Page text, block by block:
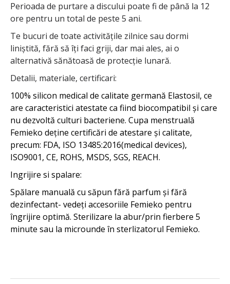
Perioada de purtare a discului poate fi de până la 12
ore pentru un total de peste 5 ani.
Te bucuri de toate activitățile zilnice sau dormi
liniștită, fără să îți faci griji, dar mai ales, ai o
alternativă sănătoasă de protecție lunară.
Detalii, materiale, certificari:
100% silicon medical de calitate germană Elastosil, ce
are caracteristici atestate ca fiind biocompatibil și care
nu dezvoltă culturi bacteriene. Cupa menstruală
Femieko deține certificări de atestare și calitate,
precum: FDA, ISO 13485:2016(medical devices),
ISO9001, CE, ROHS, MSDS, SGS, REACH.
Ingrijire si spalare:
Spălare manuală cu săpun fără parfum și fără
dezinfectant- vedeți accesoriile Femieko pentru
îngrijire optimă. Sterilizare la abur/prin fierbere 5
minute sau la microunde în sterlizatorul Femieko.